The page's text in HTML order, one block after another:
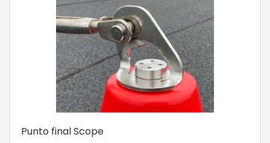
Punto final Scope